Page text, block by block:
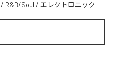
/ R&B/Soul / エレクトロニック